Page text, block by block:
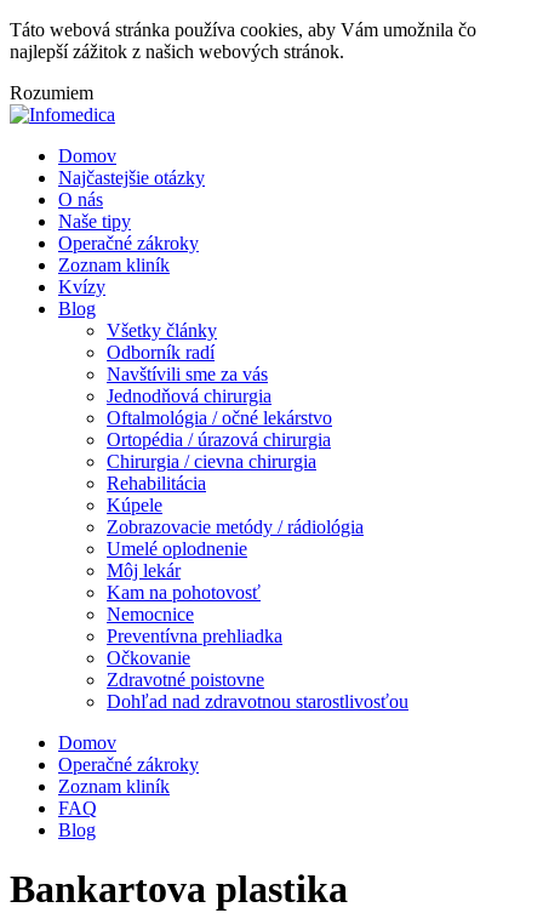
Táto webová stránka používa cookies, aby Vám umožnila čo
najlepší zážitok z našich webových stránok.
Rozumiem
Domov
Najčastejšie otázky
O nás
Naše tipy
Operačné zákroky
Zoznam kliník
Kvízy
Blog
Všetky články
Odborník radí
Navštívili sme za vás
Jednodňová chirurgia
Oftalmológia / očné lekárstvo
Ortopédia / úrazová chirurgia
Chirurgia / cievna chirurgia
Rehabilitácia
Kúpele
Zobrazovacie metódy / rádiológia
Umelé oplodnenie
Môj lekár
Kam na pohotovosť
Nemocnice
Preventívna prehliadka
Očkovanie
Zdravotné poistovne
Dohľad nad zdravotnou starostlivosťou
Domov
Operačné zákroky
Zoznam kliník
FAQ
Blog
Bankartova plastika